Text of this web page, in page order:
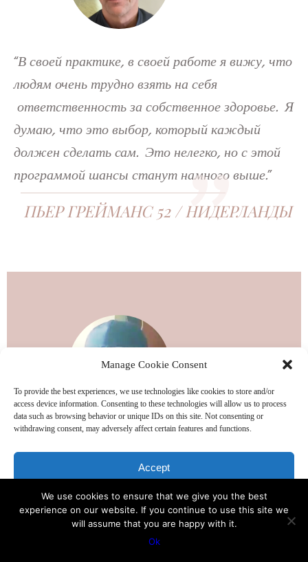
Manage Cookie Consent
To provide the best experiences, we use technologies like cookies to store and/or
access device information. Consenting to these technologies will allow us to process
data such as browsing behavior or unique IDs on this site. Not consenting or
withdrawing consent, may adversely affect certain features and functions.
Accept
Deny
View preferences
“В своей практике, в своей работе я вижу, что
людям очень трудно взять на себя
ответственность за собственное здоровье. Я
думаю, что это выбор, который каждый
должен сделать сам. Это нелегко, но с этой
программой шансы станут намного выше.”
ПЬЕР ГРЕЙМАНС 52 / НИДЕРЛАНДЫ
"
“Сложно изменить старые привычки. Так что
если вам нужна основательная поддержка в
качестве мягких и последовательных шагов,
то Михаил это делает идеально. Это вроде
как иметь заботливого, любящего родителя,
We use cookies to ensure that we give you the best
experience on our website. If you continue to use this site we
will assume that you are happy with it.
Ok